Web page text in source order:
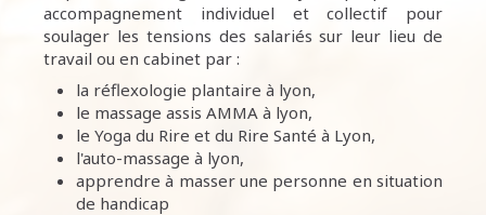
accompagnement individuel et collectif pour
soulager les tensions des salariés sur leur lieu de
travail ou en cabinet par :
la réflexologie plantaire à lyon,
le massage assis AMMA à lyon,
le Yoga du Rire et du Rire Santé à Lyon,
l'auto-massage à lyon,
apprendre à masser une personne en situation
de handicap